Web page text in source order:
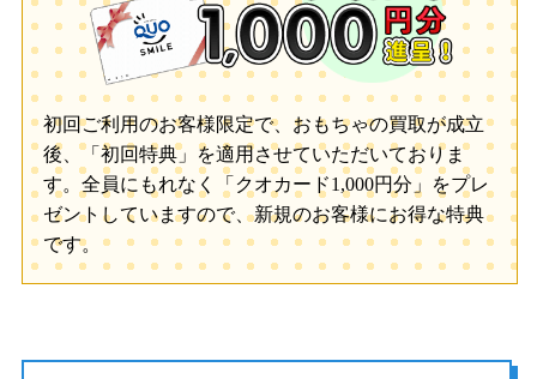
初回ご利用のお客様限定で、おもちゃの買取が成立
後、「初回特典」を適用させていただいておりま
す。全員にもれなく「クオカード1,000円分」をプレ
ゼントしていますので、新規のお客様にお得な特典
です。